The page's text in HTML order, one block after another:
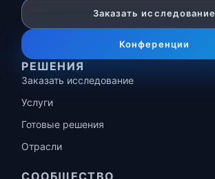
Заказать исследование
Конференции
РЕШЕНИЯ
Заказать исследование
Услуги
Готовые решения
Отрасли
СООБЩЕСТВО